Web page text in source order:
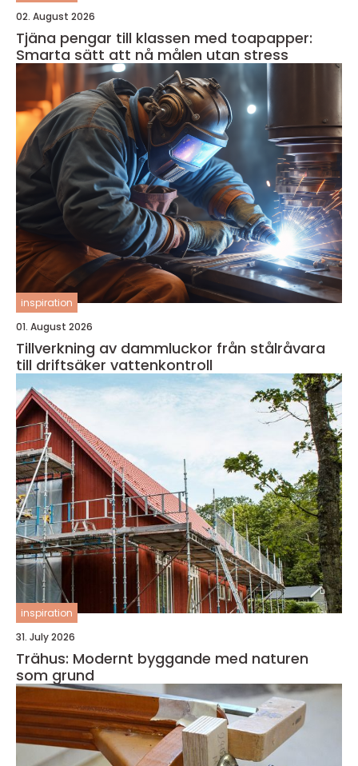
02. August 2026
Tjäna pengar till klassen med toapapper:
Smarta sätt att nå målen utan stress
inspiration
01. August 2026
Tillverkning av dammluckor från stålråvara
till driftsäker vattenkontroll
inspiration
31. July 2026
Trähus: Modernt byggande med naturen
som grund